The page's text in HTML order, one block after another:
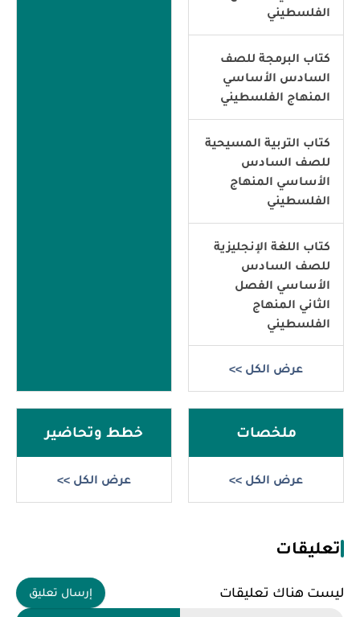
الفلسطيني
كتاب البرمجة للصف
السادس الأساسي
المنهاج الفلسطيني
كتاب التربية المسيحية
للصف السادس
الأساسي المنهاج
الفلسطيني
كتاب اللغة الإنجليزية
للصف السادس
الأساسي الفصل
الثاني المنهاج
الفلسطيني
عرض الكل >>
ملخصات
عرض الكل >>
خطط وتحاضير
عرض الكل >>
تعليقات
ليست هناك تعليقات إرسال تعليق